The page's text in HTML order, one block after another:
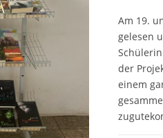
Am 19.
gelesen
der
einem